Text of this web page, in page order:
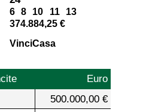
6 8 10 11 13
374.884,25 €
VinciCasa
Euro
500.000,00 €